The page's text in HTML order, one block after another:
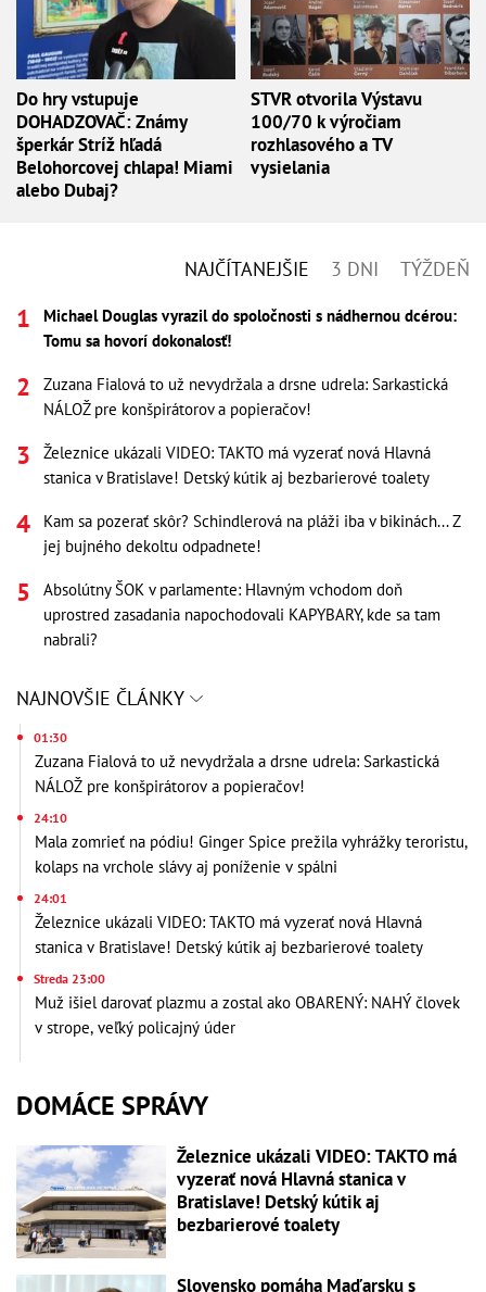
Do hry vstupuje
DOHADZOVAČ: Známy
šperkár Stríž hľadá
Belohorcovej chlapa! Miami
alebo Dubaj?
STVR otvorila Výstavu
100/70 k výročiam
rozhlasového a TV
vysielania
NAJČÍTANEJŠIE 3 DNI TÝŽDEŇ
Michael Douglas vyrazil do spoločnosti s nádhernou dcérou:
Tomu sa hovorí dokonalosť!
Zuzana Fialová to už nevydržala a drsne udrela: Sarkastická
NÁLOŽ pre konšpirátorov a popieračov!
Železnice ukázali VIDEO: TAKTO má vyzerať nová Hlavná
stanica v Bratislave! Detský kútik aj bezbarierové toalety
Kam sa pozerať skôr? Schindlerová na pláži iba v bikinách... Z
jej bujného dekoltu odpadnete!
Absolútny ŠOK v parlamente: Hlavným vchodom doň
uprostred zasadania napochodovali KAPYBARY, kde sa tam
nabrali?
NAJNOVŠIE ČLÁNKY
01:30
Zuzana Fialová to už nevydržala a drsne udrela: Sarkastická
NÁLOŽ pre konšpirátorov a popieračov!
24:10
Mala zomrieť na pódiu! Ginger Spice prežila vyhrážky teroristu,
kolaps na vrchole slávy aj poníženie v spálni
24:01
Železnice ukázali VIDEO: TAKTO má vyzerať nová Hlavná
stanica v Bratislave! Detský kútik aj bezbarierové toalety
Streda 23:00
Muž išiel darovať plazmu a zostal ako OBARENÝ: NAHÝ človek
v strope, veľký policajný úder
DOMÁCE SPRÁVY
Železnice ukázali VIDEO: TAKTO má
vyzerať nová Hlavná stanica v
Bratislave! Detský kútik aj
bezbarierové toalety
Slovensko pomáha Maďarsku s